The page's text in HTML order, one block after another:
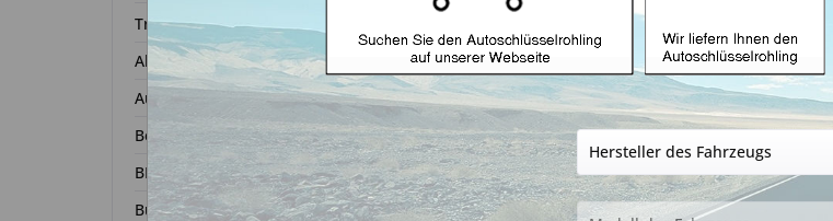
Transponder
Alfa Romeo
Audi
Bentley
BMW
Buick
Autoschlüssel mit Funk
Alternativ-
Funkautoschlüssel